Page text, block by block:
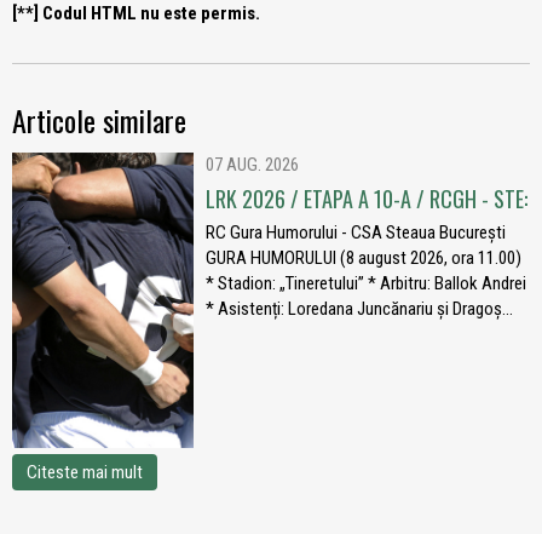
[**] Codul HTML nu este permis.
Articole similare
07 AUG. 2026
LRK 2026 / ETAPA A 10-A / RCGH - STE:
RC Gura Humorului - CSA Steaua București
GURA HUMORULUI (8 august 2026, ora 11.00)
* Stadion: „Tineretului” * Arbitru: Ballok Andrei
* Asistenți: Loredana Juncănariu și Dragoș...
Citeste mai mult